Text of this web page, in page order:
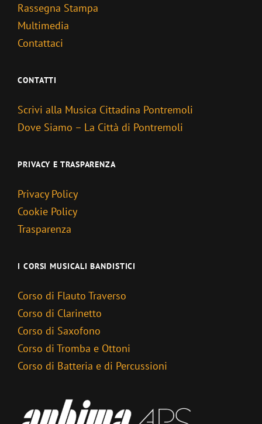
Rassegna Stampa
Multimedia
Contattaci
CONTATTI
Scrivi alla Musica Cittadina Pontremoli
Dove Siamo – La Città di Pontremoli
PRIVACY E TRASPARENZA
Privacy Policy
Cookie Policy
Trasparenza
I CORSI MUSICALI BANDISTICI
Corso di Flauto Traverso
Corso di Clarinetto
Corso di Saxofono
Corso di Tromba e Ottoni
Corso di Batteria e di Percussioni